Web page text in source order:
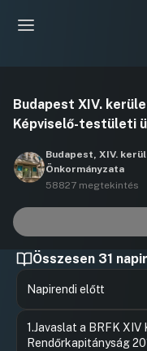
Budapest XIV.
Képviselő-testületi
Budapest, XIV.
Önkormányzata
58827 megtekintés
Összesen 31
Napirendi előtt
1.Javaslat a BRFK XIV
Rendőrkapitányság